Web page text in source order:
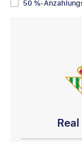
50 %-